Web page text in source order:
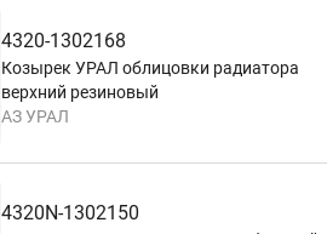
4320-1302168
Козырек УРАЛ облицовки радиатора
верхний резиновый
АЗ УРАЛ
4320N-1302150